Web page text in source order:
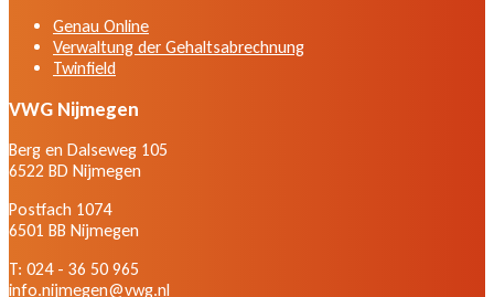
Genau Online
Verwaltung der Gehaltsabrechnung
Twinfield
VWG Nijmegen
Berg en Dalseweg 105
6522 BD Nijmegen
Postfach 1074
6501 BB Nijmegen
T: 024 - 36 50 965
info.nijmegen@vwg.nl